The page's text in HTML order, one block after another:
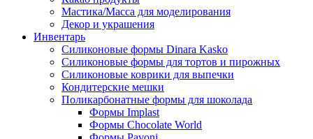
Мастика/Масса для моделирования
Декор и украшения
Инвентарь
Силиконовые формы Dinara Kasko
Силиконовые формы для тортов и пирожных
Силиконовые коврики для выпечки
Кондитерские мешки
Поликарбонатные формы для шоколада
Формы Implast
Формы Chocolate World